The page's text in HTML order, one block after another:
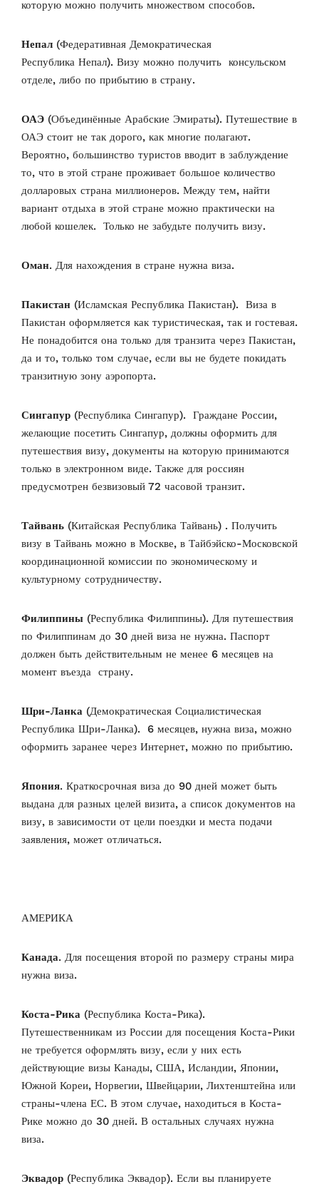
которую можно получить множеством способов.
Непал (Федеративная Демократическая
Республика Непал). Визу можно получить консульском
отделе, либо по прибытию в страну.
ОАЭ (Объединённые Арабские Эмираты). Путешествие в
ОАЭ стоит не так дорого, как многие полагают.
Вероятно, большинство туристов вводит в заблуждение
то, что в этой стране проживает большое количество
долларовых страна миллионеров. Между тем, найти
вариант отдыха в этой стране можно практически на
любой кошелек. Только не забудьте получить визу.
Оман. Для нахождения в стране нужна виза.
Пакистан (Исламская Республика Пакистан). Виза в
Пакистан оформляется как туристическая, так и гостевая.
Не понадобится она только для транзита через Пакистан,
да и то, только том случае, если вы не будете покидать
транзитную зону аэропорта.
Сингапур (Республика Сингапур). Граждане России,
желающие посетить Сингапур, должны оформить для
путешествия визу, документы на которую принимаются
только в электронном виде. Также для россиян
предусмотрен безвизовый 72 часовой транзит.
Тайвань (Китайская Республика Тайвань) . Получить
визу в Тайвань можно в Москве, в Тайбэйско-Московской
координационной комиссии по экономическому и
культурному сотрудничеству.
Филиппины (Республика Филиппины). Для путешествия
по Филиппинам до 30 дней виза не нужна. Паспорт
должен быть действительным не менее 6 месяцев на
момент въезда страну.
Шри-Ланка (Демократическая Социалистическая
Республика Шри-Ланка). 6 месяцев, нужна виза, можно
оформить заранее через Интернет, можно по прибытию.
Япония. Краткосрочная виза до 90 дней может быть
выдана для разных целей визита, а список документов на
визу, в зависимости от цели поездки и места подачи
заявления, может отличаться.
АМЕРИКА
Канада. Для посещения второй по размеру страны мира
нужна виза.
Коста-Рика (Республика Коста-Рика).
Путешественникам из России для посещения Коста-Рики
не требуется оформлять визу, если у них есть
действующие визы Канады, США, Исландии, Японии,
Южной Кореи, Норвегии, Швейцарии, Лихтенштейна или
страны-члена ЕС. В этом случае, находиться в Коста-
Рике можно до 30 дней. В остальных случаях нужна
виза.
Эквадор (Республика Эквадор). Если вы планируете